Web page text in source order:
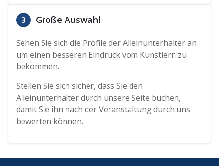
3 Große Auswahl
Sehen Sie sich die Profile der Alleinunterhalter an
um einen besseren Eindruck vom Künstlern zu
bekommen.
Stellen Sie sich sicher, dass Sie den
Alleinunterhalter durch unsere Seite buchen,
damit Sie ihn nach der Veranstaltung durch uns
bewerten können.